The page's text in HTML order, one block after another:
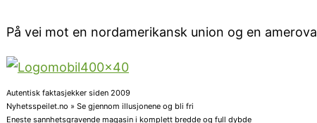
På vei mot en nordamerikansk union og en
Autentisk faktasjekker siden 2009
Nyhetsspeilet.no » Se gjennom illusjonene og bli fri
Eneste sannhetsgravende magasin i komplett bredde og full dybde